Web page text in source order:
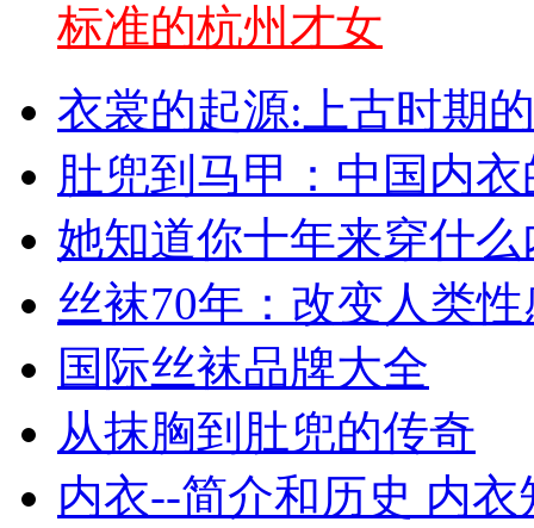
标准的杭州才女
衣裳的起源:上古时期
肚兜到马甲：中国内
她知道你十年来穿什么
丝袜70年：改变人类
国际丝袜品牌大全
从抹胸到肚兜的传奇
内衣--简介和历史 内衣